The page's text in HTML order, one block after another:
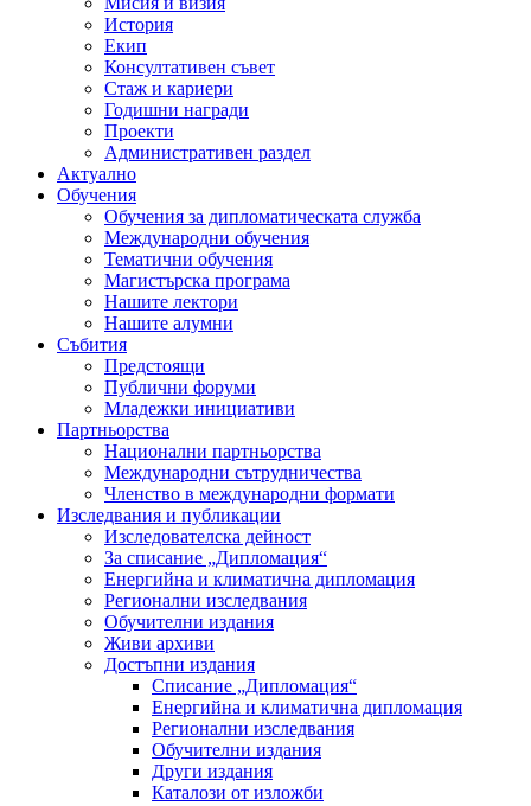
История
Екип
Консултативен съвет
Стаж и кариери
Годишни награди
Проекти
Административен раздел
Актуално
Обучения
Обучения за дипломатическата служба
Международни обучения
Тематични обучения
Магистърска програма
Нашите лектори
Нашите алумни
Събития
Предстоящи
Публични форуми
Младежки инициативи
Партньорства
Национални партньорства
Международни сътрудничества
Членство в международни формати
Изследвания и публикации
Изследователска дейност
За списание „Дипломация“
Енергийна и климатична дипломация
Регионални изследвания
Обучителни издания
Живи архиви
Достъпни издания
Списание „Дипломация“
Енергийна и климатична дипломация
Регионални изследвания
Обучителни издания
Други издания
Каталози от изложби